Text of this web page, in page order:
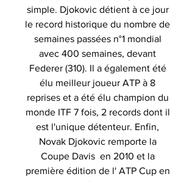
simple. Djokovic détient à ce jour
le record historique du nombre de
semaines passées n°1 mondial
avec 400 semaines, devant
Federer (310). Il a également été
élu meilleur joueur ATP à 8
reprises et a été élu champion du
monde ITF 7 fois, 2 records dont il
est l'unique détenteur. Enfin,
Novak Djokovic remporte la
Coupe Davis en 2010 et la
première édition de l' ATP Cup en